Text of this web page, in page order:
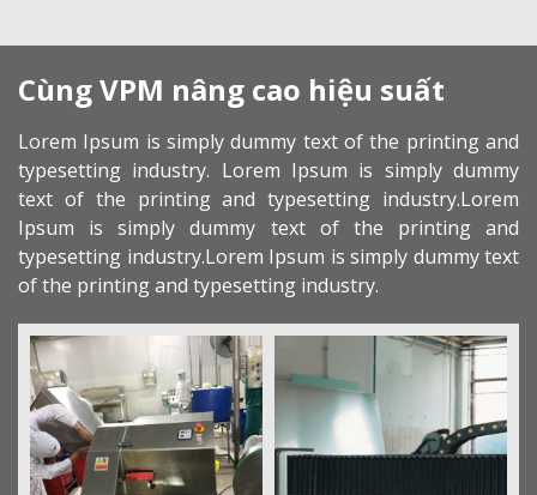
Cùng VPM nâng cao hiệu suất
Lorem Ipsum is simply dummy text of the printing and
typesetting industry. Lorem Ipsum is simply dummy
text of the printing and typesetting industry.Lorem
Ipsum is simply dummy text of the printing and
typesetting industry.Lorem Ipsum is simply dummy text
of the printing and typesetting industry.